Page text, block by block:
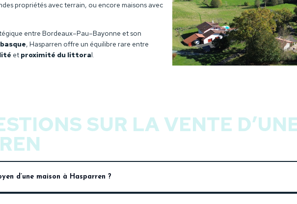
propriétés avec terrain, ou encore maisons avec
entre Bordeaux–Pau–Bayonne et son
, Hasparren offre un équilibre rare entre
et proximité du littoral.
SUR LA VENTE
d’une maison à Hasparren ?